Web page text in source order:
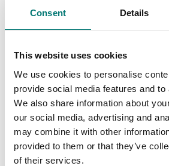
Consent Details
This website uses cookies
We use cookies to personalise
provide social media features and
We also share information about
our social media, advertising and
may combine it with other
provided to them or that they’ve
of their services.
ISO 17025 kalibrering
av våg inkl certifikat
Finns i flera varianter
Pris från: 1 699 kr